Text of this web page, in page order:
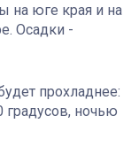
на юге края и на
Осадки -
прохладнее:
градусов, ночью